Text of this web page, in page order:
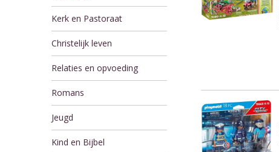
Kerk en Pastoraat
Christelijk leven
Relaties en opvoeding
Romans
Jeugd
Kind en Bijbel